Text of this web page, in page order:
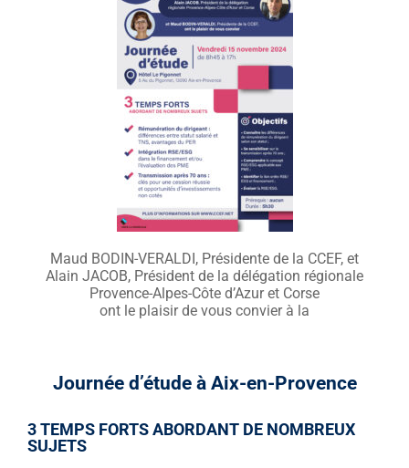
Maud BODIN-VERALDI, Présidente de la CCEF, et
Alain JACOB, Président de la délégation régionale
Provence-Alpes-Côte d’Azur et Corse
ont le plaisir de vous convier à la
Journée d’étude à Aix-en-Provence
3 TEMPS FORTS ABORDANT DE NOMBREUX
SUJETS